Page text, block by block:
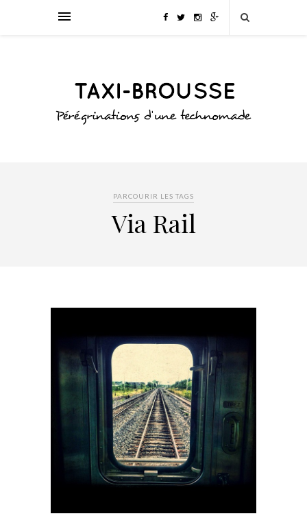
PARCOURIR LES TAGS
Via Rail